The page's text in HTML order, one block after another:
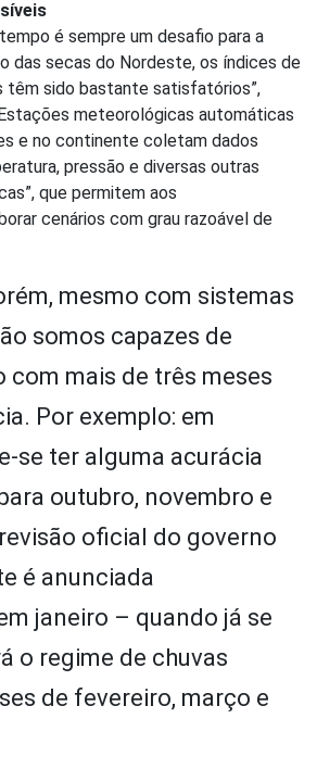
é sempre um desafio para a
das secas do Nordeste, os índices de
têm sido bastante satisfatórios”,
meteorológicas automáticas
e no continente coletam dados
pressão e diversas outras
que permitem aos
cenários com grau razoável de
mesmo com sistemas
somos capazes de
com mais de três meses
Por exemplo: em
se ter alguma acurácia
outubro, novembro e
oficial do governo
é anunciada
janeiro – quando já se
o regime de chuvas
de fevereiro, março e